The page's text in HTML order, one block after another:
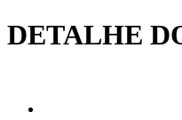
DETALHE